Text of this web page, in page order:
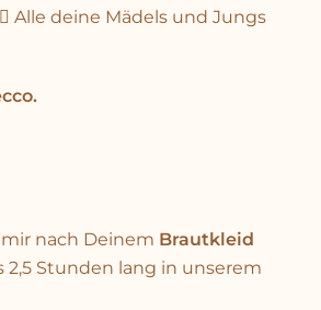
Alle deine Mädels und Jungs
nach Deinem Brautkleid
2,5 Stunden lang in unserem